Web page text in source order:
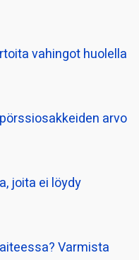
vahingot huolella
arvo
joita ei löydy
Varmista